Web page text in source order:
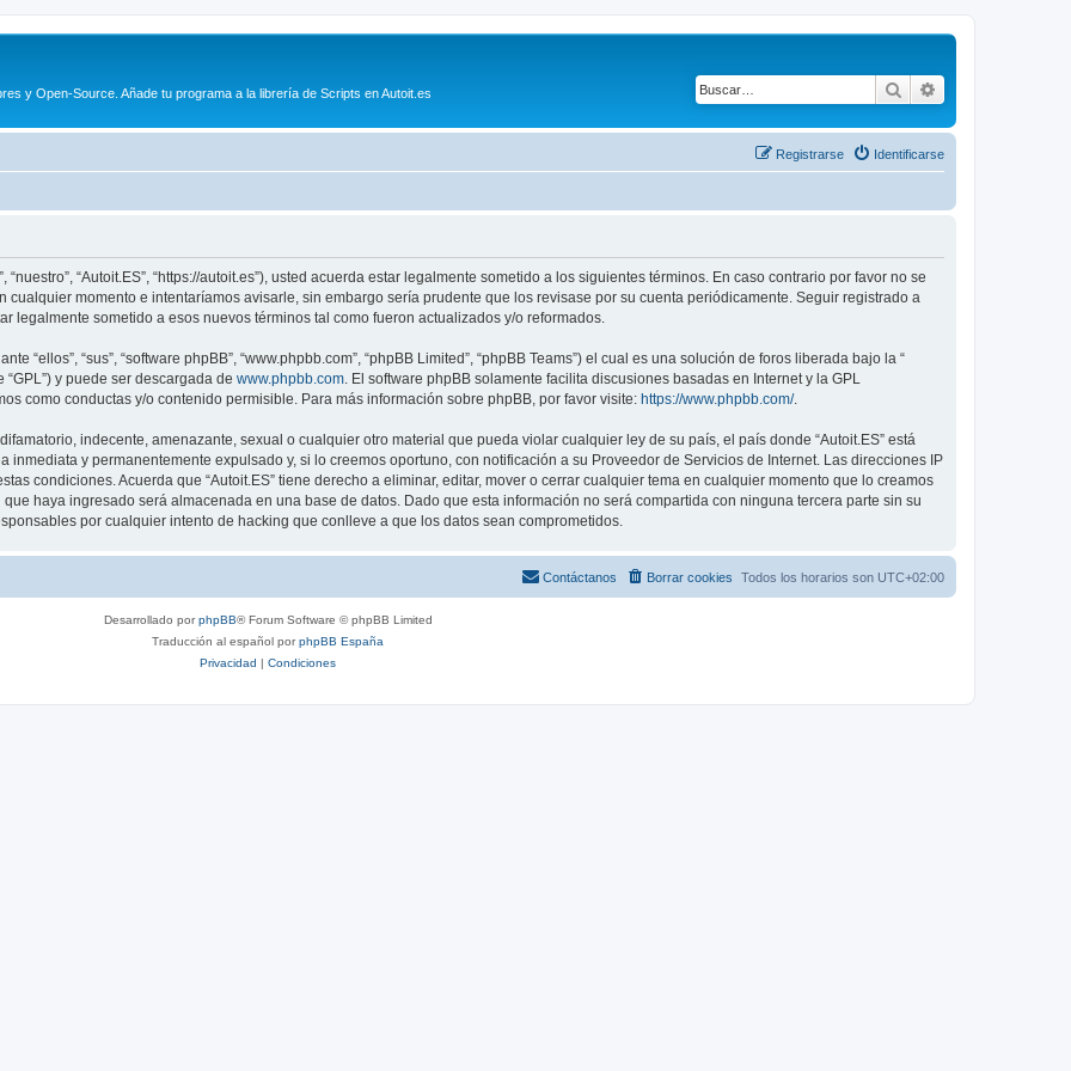
y Open-Source. Añade tu programa a la librería de Scripts en Autoit.es Buscar
Identificarse
Registrarse
“nuestro”, “Autoit.ES”, “https://autoit.es”), usted acuerda estar legalmente sometido a los siguientes términos. En caso contrario por favor no se
cualquier momento e intentaríamos avisarle, sin embargo sería prudente que los revisase por su cuenta periódicamente. Seguir registrado a
legalmente sometido a esos nuevos términos tal como fueron actualizados y/o reformados.
“ellos”, “sus”, “software phpBB”, “www.phpbb.com”, “phpBB Limited”, “phpBB Teams”) el cual es una solución de foros liberada bajo la “
“GPL”) y puede ser descargada de www.phpbb.com . El software phpBB solamente facilita discusiones basadas en Internet y la GPL
como conductas y/o contenido permisible. Para más información sobre phpBB, por favor visite: https://www.phpbb.com/.
indecente, amenazante, sexual o cualquier otro material que pueda violar cualquier ley de su país, el país donde “Autoit.ES” está
y permanentemente expulsado y, si lo creemos oportuno, con notificación a su Proveedor de Servicios de Internet. Las direcciones IP
condiciones. Acuerda que “Autoit.ES” tiene derecho a eliminar, editar, mover o cerrar cualquier tema en cualquier momento que lo creamos
haya ingresado será almacenada en una base de datos. Dado que esta información no será compartida con ninguna tercera parte sin su
por cualquier intento de hacking que conlleve a que los datos sean comprometidos.
Todos los horarios son UTC+02:00
Borrar cookies
Contáctanos
Desarrollado porphpBB® Forum Software © phpBB Limited
Traducción al español porphpBB España
Privacidad | Condiciones